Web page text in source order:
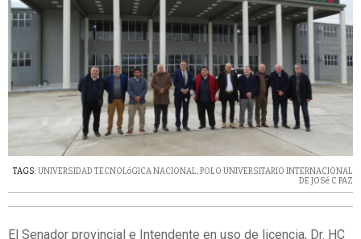
TAGS: UNIVERSIDAD TECNOLóGICA NACIONAL,POLO UNIVERSITARIO INTERNACIONAL
DE JOSé C PAZ
El Senador provincial e Intendente en uso de licencia, Dr. HC